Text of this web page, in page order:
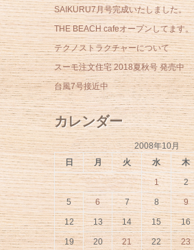
SAIKURU7月号完成いたしました。
THE BEACH cafeオープンしてます。
テクノストラクチャーについて
スーモ注文住宅 2018夏秋号 発売中
台風7号接近中
カレンダー
2008年10月
日
月 火 水 木
1 2
5 6 7 8 9
12 13 14 15 16
19 20 21 22 23